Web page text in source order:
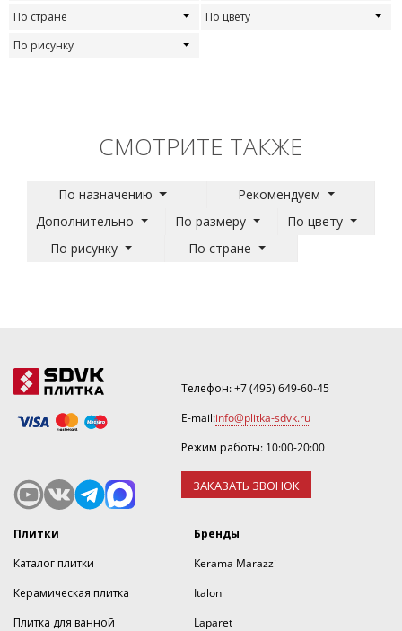
По стране
По цвету
По рисунку
СМОТРИТЕ ТАКЖЕ
По назначению
Рекомендуем
Дополнительно
По размеру
По цвету
По рисунку
По стране
Телефон:+7 (495) 649-60-45
E-mail:info@plitka-sdvk.ru
Режим работы: 10:00-20:00
ЗАКАЗАТЬ ЗВОНОК
Плитки
Каталог плитки
Керамическая плитка
Плитка для ванной
Бренды
Kerama Marazzi
Italon
Laparet